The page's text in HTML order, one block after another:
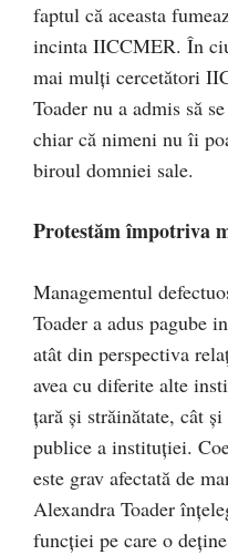
faptul că aceasta
incinta IICCMER. În
mai mulți cercetători
Toader nu a admis să
chiar că nimeni nu îi
biroul domniei sale.
Protestăm împotriva
Managementul
Toader a adus pagube
atât din perspectiva
avea cu diferite alte
țară și străinătate, cât
publice a instituției.
este grav afectată de
Alexandra Toader
funcției pe care o